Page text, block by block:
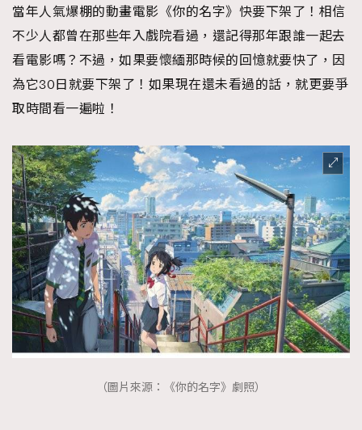
當年人氣爆棚的動畫電影《你的名字》快要下架了！相信
不少人都曾在那些年入戲院看過，還記得那年跟誰一起去
看電影嗎？不過，如果要懷緬那時候的回憶就要快了，因
為它30日就要下架了！如果現在還未看過的話，就更要爭
取時間看一遍啦！
（圖片來源：《你的名字》劇照）